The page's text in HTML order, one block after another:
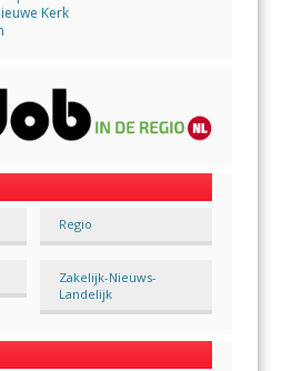
Kerk
Regio
Zakelijk-Nieuws-
Landelijk